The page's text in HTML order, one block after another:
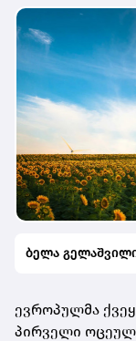
ბელა
ევროპულმა
პირველი